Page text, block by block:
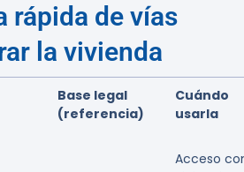
rápida de vías
la vivienda
Base legal
(referencia)
Cuándo
usarla
Acceso